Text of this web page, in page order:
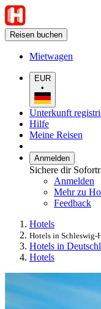
Reisen buchen
Mietwagen
EUR
•
Unterkunft
Hilfe
Meine Reisen
Anmelden
Sichere dir
Anmelden
Mehr zu
Feedback
Hotels
Hotels in Schleswig-
Hotels in
Hotels